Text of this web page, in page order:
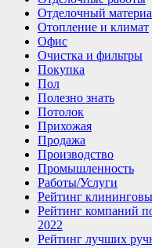
Отделочный
Отопление и климат
Офис
Очистка и фильтры
Покупка
Пол
Полезно знать
Потолок
Прихожая
Продажа
Производство
Промышленность
Работы/Услуги
Рейтинг
Рейтинг компаний
2022
Рейтинг лучших